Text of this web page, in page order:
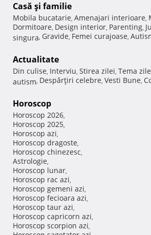
Casă şi familie
Mobila bucatarie, Amenajari interioare,
Dormitoare, Design interior, Parenting,
singura, Gravide, Femei curajoase,
Actualitate
Din culise, Interviu, Stirea zilei, Tema
autism, Despărţiri celebre, Vesti Bune,
Horoscop
Horoscop 2026,
Horoscop 2025,
Horoscop azi,
Horoscop dragoste,
Horoscop chinezesc,
Astrologie,
Horoscop lunar,
Horoscop rac azi,
Horoscop gemeni azi,
Horoscop fecioara azi,
Horoscop taur azi,
Horoscop capricorn azi,
Horoscop scorpion azi,